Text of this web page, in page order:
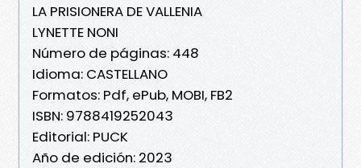
LA PRISIONERA DE VALLENIA
LYNETTE NONI
Número de páginas: 448
Idioma: CASTELLANO
Formatos: Pdf, ePub, MOBI, FB2
ISBN: 9788419252043
Editorial: PUCK
Año de edición: 2023